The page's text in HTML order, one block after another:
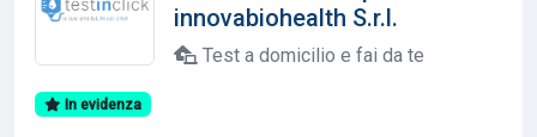
innovabiohealth S.r.l.
Test a domicilio e fai da te
In evidenza